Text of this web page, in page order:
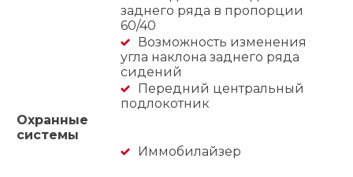
заднего ряда в пропорции
60/40
Возможность изменения
угла наклона заднего ряда
сидений
Передний центральный
подлокотник
Охранные
системы
Иммобилайзер